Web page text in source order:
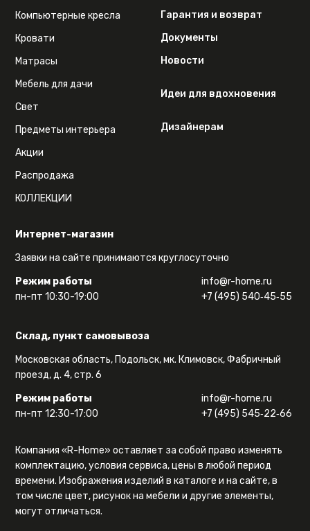
Интернет-магазин
Заявки на сайте принимаются круглосуточно
Режим работы
пн-пт 10:30-19:00
info@r-home.ru
+7 (495) 540‑45‑55
Склад, пункт самовывоза
Московская область, Подольск, мк. Климовск, Фабричный
проезд, д. 4, стр. 6
Режим работы
пн-пт 12:30-17:00
info@r-home.ru
+7 (495) 545‑22‑66
Компьютерные кресла
Кровати
Матрасы
Мебель для дачи
Свет
Предметы интерьера
Акции
Распродажа
КОЛЛЕКЦИИ
Гарантия и возврат
Документы
Новости
Идеи для вдохновения
Дизайнерам
Компания «R-Home» оставляет за собой право изменять
комплектацию, условия сервиса, цены в любой период
времени. Изображения изделий в каталоге и на сайте, в
том числе цвет, рисунок на мебели и другие элементы,
могут отличаться.